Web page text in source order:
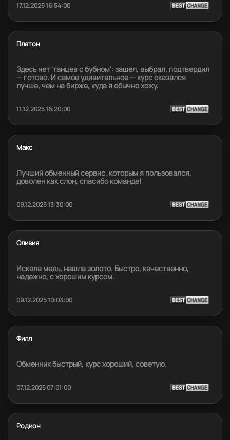
17.12.2025 16:54:00
Платон
Здесь нет 'танцев с бубном': зашел, выбрал, подтвердил
— готово. И самое удивительное — курс оказался
лучше, чем на бирже, куда я обычно хожу.
11.12.2025 16:20:00
Макс
Лучший обменный сервис, которым я пользовался,
доволен как слон, спасибо команде!
09.12.2025 13:30:00
Оливия
Искала медь, нашла золото. Быстро, качественно,
надежно, с хорошим курсом.
09.12.2025 10:03:00
Филл
Обменник быстрый, курс хороший, советую.
07.12.2025 07:01:00
Родион